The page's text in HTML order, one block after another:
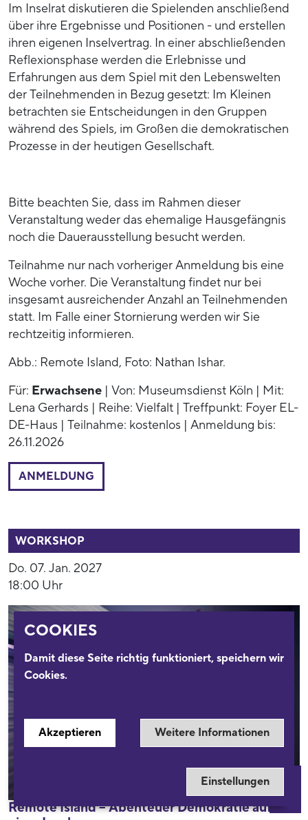
COOKIES
Damit diese Seite richtig funktioniert, speichern wir
Cookies.
Akzeptieren Weitere Informationen
Einstellungen
Im Inselrat diskutieren die Spielenden anschließend
über ihre Ergebnisse und Positionen - und erstellen
ihren eigenen Inselvertrag. In einer abschließenden
Reflexionsphase werden die Erlebnisse und
Erfahrungen aus dem Spiel mit den Lebenswelten
der Teilnehmenden in Bezug gesetzt: Im Kleinen
betrachten sie Entscheidungen in den Gruppen
während des Spiels, im Großen die demokratischen
Prozesse in der heutigen Gesellschaft.
Bitte beachten Sie, dass im Rahmen dieser
Veranstaltung weder das ehemalige Hausgefängnis
noch die Dauerausstellung besucht werden.
Teilnahme nur nach vorheriger Anmeldung bis eine
Woche vorher. Die Veranstaltung findet nur bei
insgesamt ausreichender Anzahl an Teilnehmenden
statt. Im Falle einer Stornierung werden wir Sie
rechtzeitig informieren.
Abb.: Remote Island, Foto: Nathan Ishar.
Für: Erwachsene | Von: Museumsdienst Köln | Mit:
Lena Gerhards | Reihe: Vielfalt | Treffpunkt: Foyer EL-
DE-Haus | Teilnahme: kostenlos | Anmeldung bis:
26.11.2026
ANMELDUNG
WORKSHOP
Do. 07. Jan. 2027
18:00 Uhr
Remote Island – Abenteuer Demokratie auf